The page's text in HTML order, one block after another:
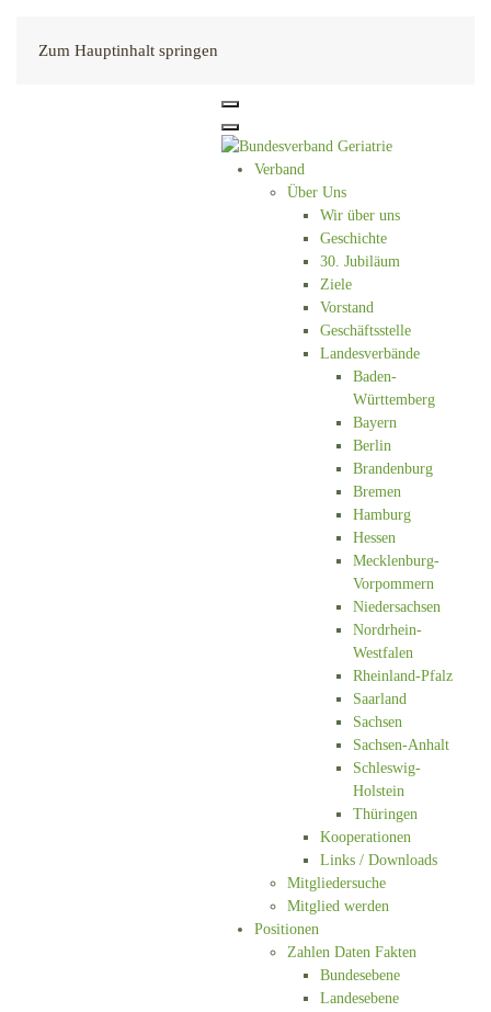
Zum Hauptinhalt springen
Verband
Über Uns
Wir über uns
Geschichte
30. Jubiläum
Ziele
Vorstand
Geschäftsstelle
Landesverbände
Baden-
Württemberg
Bayern
Berlin
Brandenburg
Bremen
Hamburg
Hessen
Mecklenburg-
Vorpommern
Niedersachsen
Nordrhein-
Westfalen
Rheinland-Pfalz
Saarland
Sachsen
Sachsen-Anhalt
Schleswig-
Holstein
Thüringen
Kooperationen
Links / Downloads
Mitgliedersuche
Mitglied werden
Positionen
Zahlen Daten Fakten
Bundesebene
Landesebene